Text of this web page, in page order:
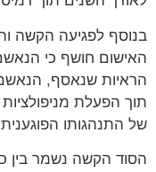
בנוסף לפגיעה הקשה
האישום חושף כי
הראיות שנאסף,
תוך הפעלת
של התנהגותו
הסוד הקשה נשמר בין